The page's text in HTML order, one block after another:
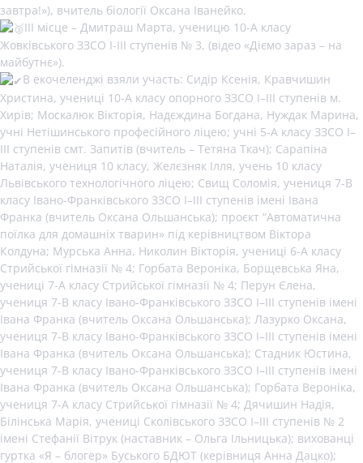
завтра!»), вчитель біології Оксана Іванейко.
ІІІ місце – Дмитраш Марта, ученицю 10-А класу
Жовківського ЗЗСО I-III ступенів № 3, (відео «Діємо зараз – на
майбутнє»).
В екочеленджі взяли участь: Сидір Ксенія, Кравчишин
Христина, учениці 10-А класу опорного ЗЗСО І–ІІІ ступенів м.
Хирів; Москалюк Вікторія, Надєждина Богдана, Нуждак Марина,
учні Нетішинського професійного ліцею; учні 5-А класу ЗЗСО І–
ІІІ ступенів смт. Запитів (вчитель – Тетяна Ткач); Сарапіна
Наталія, учениця 10 класу, Желєзняк Ілля, учень 10 класу
Львівського технологічного ліцею; Свищ Соломія, учениця 7-В
класу Івано-Франківського ЗЗСО І–ІІІ ступенів імені Івана
Франка (вчитель Оксана Ольшанська); проєкт “Автоматична
поїлка для домашніх тварин» під керівництвом Віктора
Колдуна; Мурська Анна, Николин Вікторія, учениці 6-А класу
Стрийської гімназії № 4; Горбата Вероніка, Борщевська Яна,
учениці 7-А класу Стрийської гімназії № 4; Перун Єлена,
учениця 7-В класу Івано-Франківського ЗЗСО І–ІІІ ступенів імені
Івана Франка (вчитель Оксана Ольшанська); Лазурко Оксана,
учениця 7-В класу Івано-Франківського ЗЗСО І–ІІІ ступенів імені
Івана Франка (вчитель Оксана Ольшанська); Стадник Юстина,
учениця 7-В класу Івано-Франківського ЗЗСО І–ІІІ ступенів імені
Івана Франка (вчитель Оксана Ольшанська); Горбата Вероніка,
учениця 7-А класу Стрийської гімназії № 4; Дячишин Надія,
Білінська Марія, учениці Сколівського ЗЗСО І–ІІІ ступенів № 2
імені Стефанії Вітрук (наставник – Ольга Ільницька); вихованці
гуртка «Я – блогер» Буського БДЮТ (керівниця Анна Дацко);